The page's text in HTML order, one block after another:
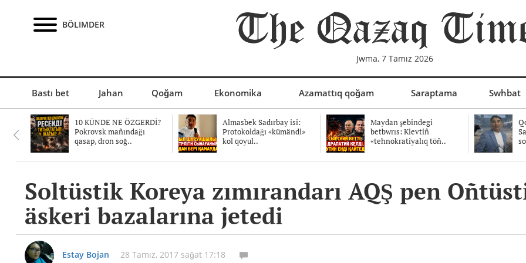
BÖLIMDER
Jwma, 7 Tamız 2026
Bastı bet Jahan Qoğam Ekonomika Azamattıq qoğam Saraptama Swhbat
10 KÜNDE NE ÖZGERDİ?
Pokrovsk mañındağı
qasap, dron soğ..
Almasbek Sadırbay isi:
Protokoldağı «kümändi»
kol qoyul..
Maydan şebindegi
betbwrıs: Kievtiñ
«tehnokratiyalıq töñ..
Soltüstik Koreya zımırandarı AQŞ pen
äskeri bazalarına jetedi
Estay Bojan 28 Tamız, 2017 sağat 17:18